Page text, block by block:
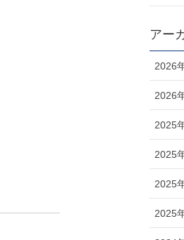
アー
2026
2026
2025
2025
2025
2025